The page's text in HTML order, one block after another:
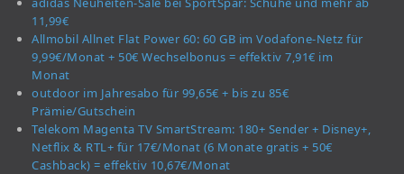
11,99€
Allmobil Allnet Flat Power 60: 60 GB im Vodafone-Netz für
9,99€/Monat + 50€ Wechselbonus = effektiv 7,91€ im
Monat
outdoor im Jahresabo für 99,65€ + bis zu 85€
Prämie/Gutschein
Telekom Magenta TV SmartStream: 180+ Sender + Disney+,
Netflix & RTL+ für 17€/Monat (6 Monate gratis + 50€
Cashback) = effektiv 10,67€/Monat